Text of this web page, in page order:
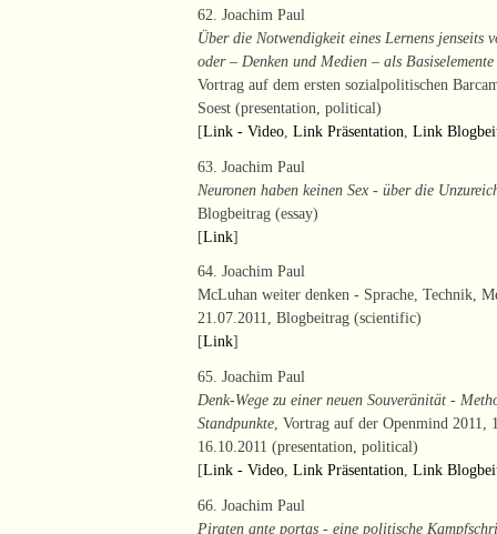
62. Joachim Paul
Über die Notwendigkeit eines Lernens jenseits
oder – Denken und Medien – als
Vortrag auf dem ersten sozialpolitischen
Soest (presentation, political)
[Link - Video Link Präsentation Link
63. Joachim Paul
Neuronen haben keinen Sex - über die
Blogbeitrag (essay)
[Link]
64. Joachim Paul
McLuhan weiter denken - Sprache, Technik,
21.07.2011, Blogbeitrag (scientific)
[Link]
65. Joachim Paul
Denk-Wege zu einer neuen Souveränität -
Standpunkte , Vortrag auf der Openmind
16.10.2011 (presentation, political)
[Link - Video Link Präsentation Link
66. Joachim Paul
Piraten ante portas - eine politische